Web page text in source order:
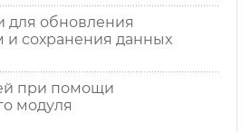
для обновления
сохранения данных
при помощи
модуля